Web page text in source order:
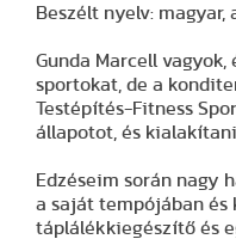
Beszélt nyelv: magyar,
Gunda Marcell
sportokat, de a
Testépítés-Fitness
állapotot, és
Edzéseim során nagy
a saját tempójában és
táplálékkiegészítő és